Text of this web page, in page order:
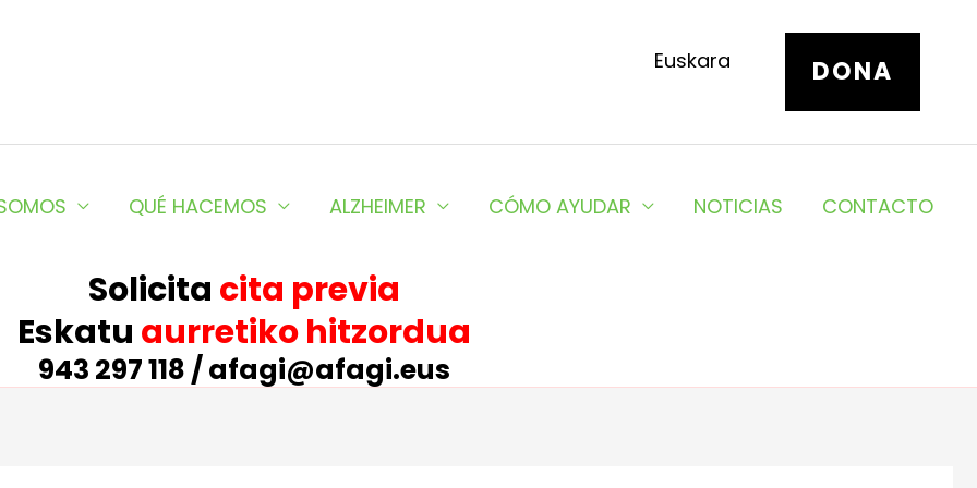
Euskara DONA
QUÉ HACEMOS ALZHEIMER CÓMO AYUDAR NOTICIAS CONTACTO
Solicita cita previa
Eskatu aurretiko hitzordua
943 297 118 / afagi@afagi.eus